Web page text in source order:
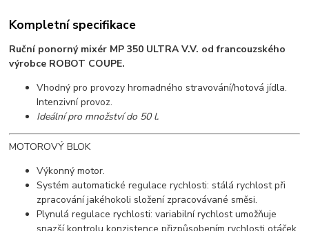
Kompletní specifikace
Ruční ponorný mixér MP 350 ULTRA V.V. od francouzského
výrobce ROBOT COUPE.
Vhodný pro provozy hromadného stravování/hotová jídla.
Intenzivní provoz.
Ideální pro množství do 50 l.
MOTOROVÝ BLOK
Výkonný motor.
Systém automatické regulace rychlosti: stálá rychlost při
zpracování jakéhokoli složení zpracovávané směsi.
Plynulá regulace rychlosti: variabilní rychlost umožňuje